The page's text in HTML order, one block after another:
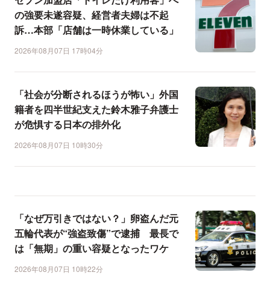
の強要未遂容疑、経営者夫婦は不起
訴…本部「店舗は一時休業している」
2026年08月07日 17時04分
「社会が分断されるほうが怖い」外国
籍者を四半世紀支えた鈴木雅子弁護士
が危惧する日本の排外化
2026年08月07日 10時30分
「なぜ万引きではない？」卵盗んだ元
五輪代表が“強盗致傷”で逮捕 最長で
は「無期」の重い容疑となったワケ
2026年08月07日 10時22分